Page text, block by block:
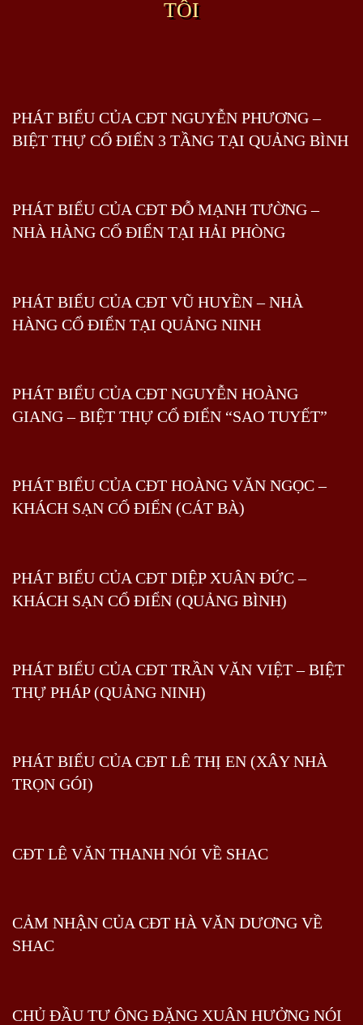
TÔI
PHÁT BIỂU CỦA CĐT NGUYỄN PHƯƠNG –
BIỆT THỰ CỔ ĐIỂN 3 TẦNG TẠI QUẢNG BÌNH
PHÁT BIỂU CỦA CĐT ĐỖ MẠNH TƯỜNG –
NHÀ HÀNG CỔ ĐIỂN TẠI HẢI PHÒNG
PHÁT BIỂU CỦA CĐT VŨ HUYỀN – NHÀ
HÀNG CỔ ĐIỂN TẠI QUẢNG NINH
PHÁT BIỂU CỦA CĐT NGUYỄN HOÀNG
GIANG – BIỆT THỰ CỔ ĐIỂN “SAO TUYẾT”
PHÁT BIỂU CỦA CĐT HOÀNG VĂN NGỌC –
KHÁCH SẠN CỔ ĐIỂN (CÁT BÀ)
PHÁT BIỂU CỦA CĐT DIỆP XUÂN ĐỨC –
KHÁCH SẠN CỔ ĐIỂN (QUẢNG BÌNH)
PHÁT BIỂU CỦA CĐT TRẦN VĂN VIỆT – BIỆT
THỰ PHÁP (QUẢNG NINH)
PHÁT BIỂU CỦA CĐT LÊ THỊ EN (XÂY NHÀ
TRỌN GÓI)
CĐT LÊ VĂN THANH NÓI VỀ SHAC
CẢM NHẬN CỦA CĐT HÀ VĂN DƯƠNG VỀ
SHAC
CHỦ ĐẦU TƯ ÔNG ĐẶNG XUÂN HƯỞNG NÓI